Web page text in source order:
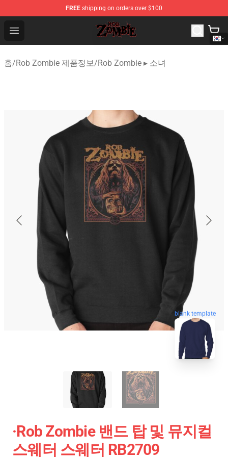
FREE shipping on orders over $100
Open menu
Rob Zombie Shop - Official Rob Zombie Merchandise
홈/Rob Zombie 제품정보/Rob Zombie ▸ 소녀
blank template
·rob Zombie 밴드 탑 및 뮤지컬
스웨터 스웨터 RB2709